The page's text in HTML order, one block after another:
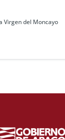
Virgen del Moncayo